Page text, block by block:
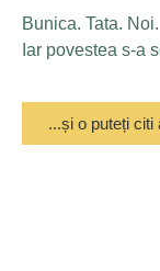
Bunica. Tata. Noi.
Iar povestea s-a
...și o puteți citi